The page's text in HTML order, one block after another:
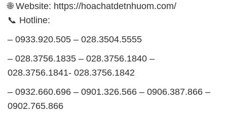
🌐 Website: https://hoachatdetnhuom.com/
📞 Hotline:
– 0933.920.505 – 028.3504.5555
– 028.3756.1835 – 028.3756.1840 –
028.3756.1841- 028.3756.1842
– 0932.660.696 – 0901.326.566 – 0906.387.866 –
0902.765.866